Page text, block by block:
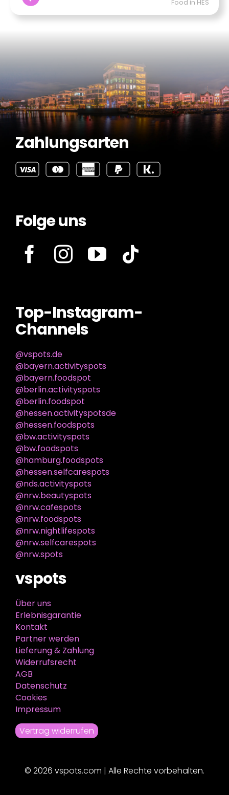
Food in HES
Zahlungsarten
Folge uns
Top-Instagram-
Channels
@vspots.de
@bayern.activityspots
@bayern.foodspot
@berlin.activityspots
@berlin.foodspot
@hessen.activityspotsde
@hessen.foodspots
@bw.activityspots
@bw.foodspots
@hamburg.foodspots
@hessen.selfcarespots
@nds.activityspots
@nrw.beautyspots
@nrw.cafespots
@nrw.foodspots
@nrw.nightlifespots
@nrw.selfcarespots
@nrw.spots
vspots
Über uns
Erlebnisgarantie
Kontakt
Partner werden
Lieferung & Zahlung
Widerrufsrecht
AGB
Datenschutz
Cookies
Impressum
Vertrag widerrufen
© 2026 vspots.com | Alle Rechte vorbehalten.